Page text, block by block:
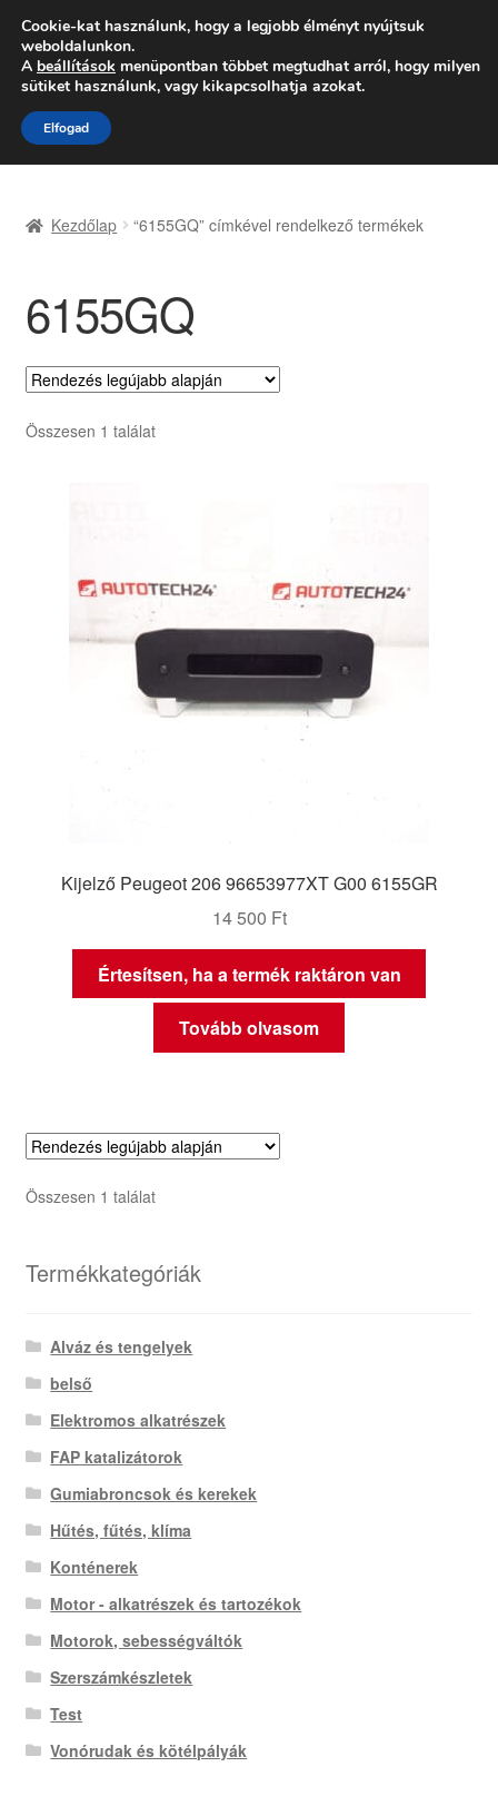
SZÁLLÍTÁS 2618 Ft-tól
Hétfő-Péntek 9:00–16:0006 80 088 054
Ugrás
a
navigációhoz
Kilépés
a
tartalomba
Adatvédelmi irányelvek
Felhasználási feltételek
Kapcsolatba lépni
Kifizetések
Panaszkezelési szabályzat
Pénztár
Szekér
Kezdőlap “6155GQ” címkével rendelkező termékek
6155GQ
Összesen 1 találat
Kijelző Peugeot 206 96653977XT G00 6155GR
14 500 Ft
Értesítsen, ha a termék raktáron van
Tovább olvasom
Összesen 1 találat
Termékkategóriák
Alváz és tengelyek
belső
Elektromos alkatrészek
FAP katalizátorok
Gumiabroncsok és kerekek
Hűtés, fűtés, klíma
Konténerek
Motor - alkatrészek és tartozékok
Motorok, sebességváltók
Szerszámkészletek
Test
Vonórudak és kötélpályák
Cookie-kat használunk, hogy a legjobb élményt nyújtsuk
weboldalunkon.
A beállítások menüpontban többet megtudhat arról, hogy milyen
sütiket használunk, vagy kikapcsolhatja azokat.
Elfogad